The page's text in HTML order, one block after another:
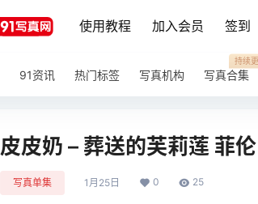
使用教程 加入会员 签到
91资讯 热门标签 写真机构 写真合集
持续
皮皮奶 – 葬送的芙莉莲 菲
写真单集 1月25日 0 25